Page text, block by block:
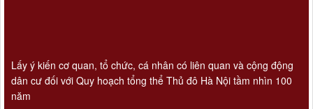
Lấy ý kiến cơ quan, tổ chức, cá nhân có liên quan và cộng động
dân cư đối với Quy hoạch tổng thể Thủ đô Hà Nội tầm nhìn 100
năm